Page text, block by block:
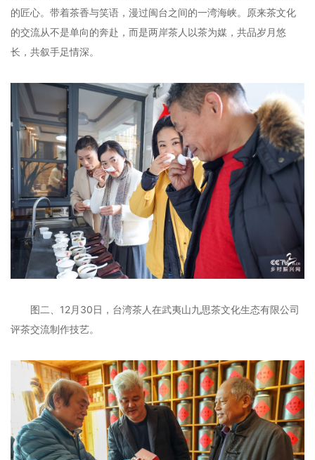
的匠心。带着茶香与笑语，漫过闽台之间的一湾海峡。原来茶文化
的交流从不是单向的奔赴，而是两岸茶人以茶为媒，共品岁月悠
长，共叙手足情深。
图二、12月30日，台湾茶人在武夷山九思茶文化生态有限公司
评茶交流制作技艺。